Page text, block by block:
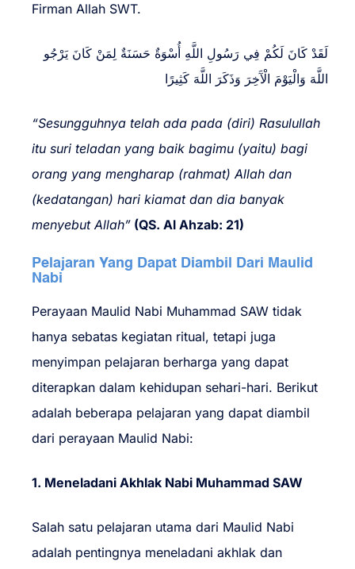
Firman Allah SWT.
لَقَدْ كَانَ لَكُمْ فِي رَسُولِ اللَّهِ أُسْوَةٌ حَسَنَةٌ لِمَنْ كَانَ يَرْجُو
اللَّهَ وَالْيَوْمَ الْآَخِرَ وَذَكَرَ اللَّهَ كَثِيرًا
“Sesungguhnya telah ada pada (diri) Rasulullah
itu suri teladan yang baik bagimu (yaitu) bagi
orang yang mengharap (rahmat) Allah dan
(kedatangan) hari kiamat dan dia banyak
menyebut Allah” (QS. Al Ahzab: 21)
Pelajaran Yang Dapat Diambil Dari Maulid
Nabi
Perayaan Maulid Nabi Muhammad SAW tidak
hanya sebatas kegiatan ritual, tetapi juga
menyimpan pelajaran berharga yang dapat
diterapkan dalam kehidupan sehari-hari. Berikut
adalah beberapa pelajaran yang dapat diambil
dari perayaan Maulid Nabi:
1. Meneladani Akhlak Nabi Muhammad SAW
Salah satu pelajaran utama dari Maulid Nabi
adalah pentingnya meneladani akhlak dan